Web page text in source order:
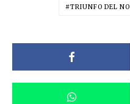
TRIUNFO DEL NO